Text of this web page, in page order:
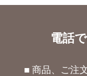
電話
■ 商品、ご注